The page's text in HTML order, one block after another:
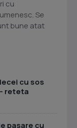
cu
Se
bune atat
cu sos
reteta
pasare cu